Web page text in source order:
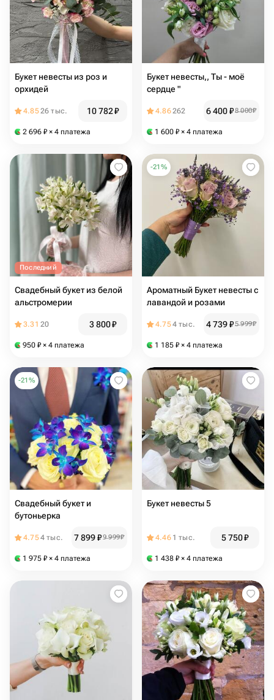
Букет невесты из роз и
орхидей
4.8526 тыс. 10 782₽
2 696 ₽ × 4 платежа
Букет невесты,, Ты - моё
сердце "
4.86262 6 400₽8 000₽
1 600 ₽ × 4 платежа
Последний
Свадебный букет из белой
альстромерии
3.31 20 3 800₽
950 ₽ × 4 платежа
-21 %
Ароматный Букет невесты с
лавандой и розами
4.754 тыс. 4 739₽5 999₽
1 185 ₽ × 4 платежа
-21 %
Свадебный букет и
бутоньерка
4.754 тыс. 7 899₽9 999₽
1 975 ₽ × 4 платежа
Букет невесты 5
4.46 1 тыс. 5 750₽
1 438 ₽ × 4 платежа